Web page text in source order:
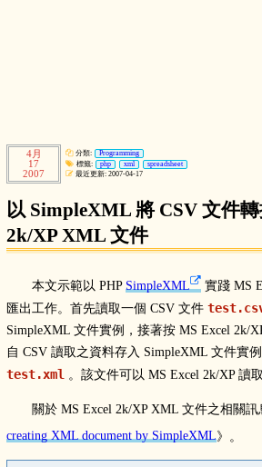
4月
17
2007
分類:
Programming
標籤:
php xml
spreadsheet
最近更新: 2007-04-17
以 SimpleXML 將 CSV 文件
2k/XP XML 文件
本文示範以 PHP SimpleXML
實踐 MS
匯出工作。首先讀取一個 CSV 文件
SimpleXML 文件實例，接著按 MS Excel 2k/
自 CSV 讀取之資料存入 SimpleXML 文件實
test.xml 。該文件可以 MS Excel 2k/XP 讀取
關於 MS Excel 2k/XP XML 文件之相關訊
creating XML document by SimpleXML》。